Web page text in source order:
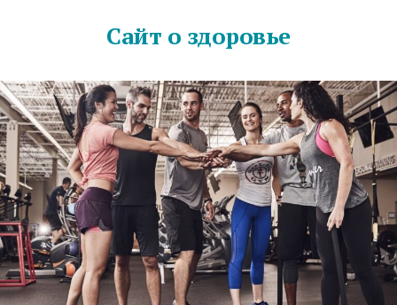
Сайт о здоровье